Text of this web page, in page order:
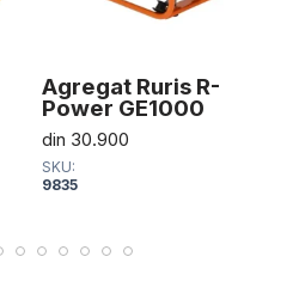
Agregat Ruris R-
Power GE1000
din 30.900
SKU:
9835